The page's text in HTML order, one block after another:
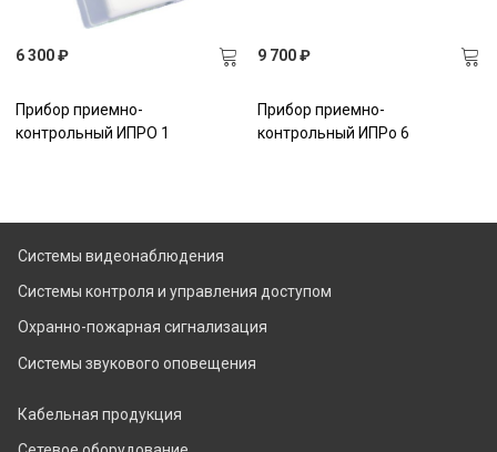
6 300 ₽
Прибор приемно-
контрольный ИПРО 1
9 700 ₽
Прибор приемно-
контрольный ИПРо 6
Системы видеонаблюдения
Системы контроля и управления доступом
Охранно-пожарная сигнализация
Системы звукового оповещения
Кабельная продукция